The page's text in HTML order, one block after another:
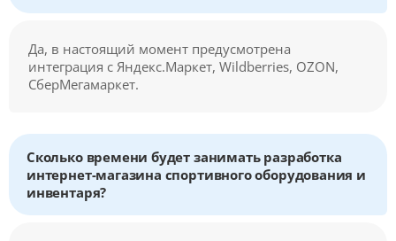
Да, в настоящий момент предусмотрена
интеграция с Яндекс.Маркет, Wildberries, OZON,
СберМегамаркет.
Сколько времени будет занимать разработка
интернет-магазина спортивного оборудования и
инвентаря?